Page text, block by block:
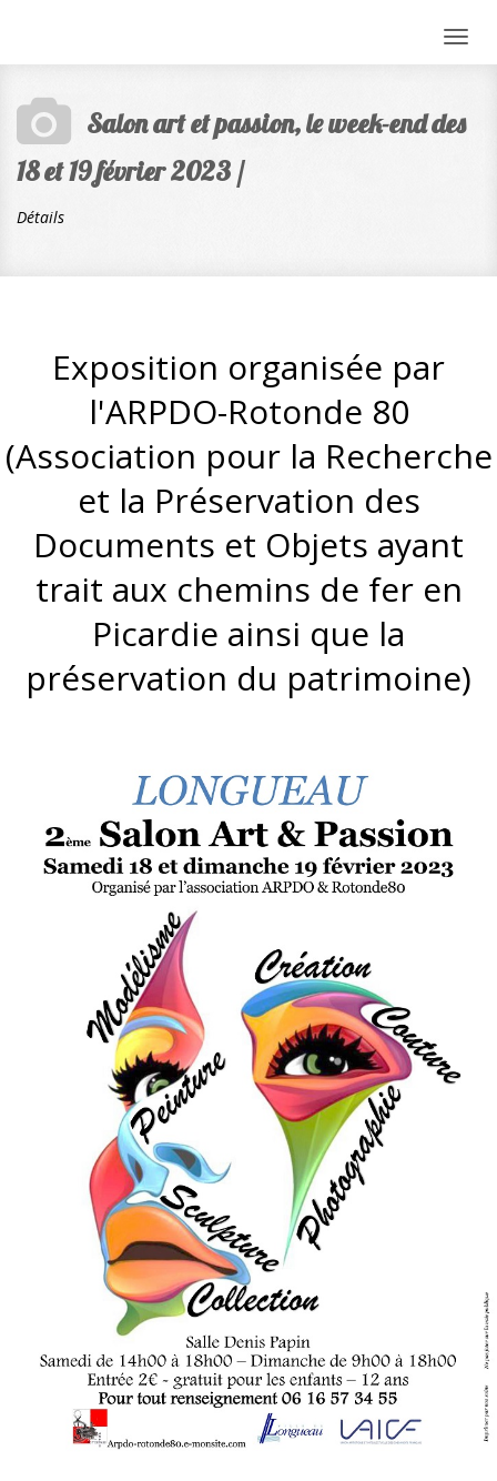
Salon art et passion, le week-end des
18 et 19 février 2023 /
Détails
Exposition organisée par
l'ARPDO-Rotonde 80
(Association pour la Recherche
et la Préservation des
Documents et Objets ayant
trait aux chemins de fer en
Picardie ainsi que la
préservation du patrimoine)